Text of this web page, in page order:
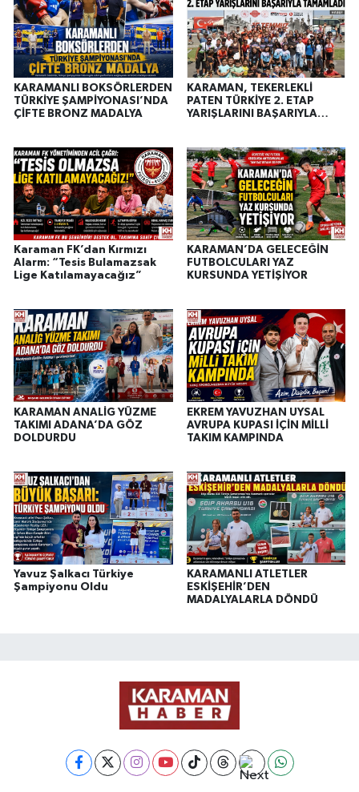
KARAMANLI BOKSÖRLERDEN
TÜRKİYE ŞAMPİYONASI’NDA
ÇİFTE BRONZ MADALYA
KARAMAN, TEKERLEKLİ
PATEN TÜRKİYE 2. ETAP
YARIŞLARINI BAŞARIYLA
Karaman FK’dan Kırmızı
Alarm: “Tesis Bulamazsak
Lige Katılamayacağız”
KARAMAN’DA GELECEĞİN
FUTBOLCULARI YAZ
KURSUNDA YETİŞİYOR
KARAMAN ANALİG YÜZME
TAKIMI ADANA’DA GÖZ
DOLDURDU
EKREM YAVUZHAN UYSAL
AVRUPA KUPASI İÇİN MİLLİ
TAKIM KAMPINDA
Yavuz Şalkacı Türkiye
Şampiyonu Oldu
KARAMANLI ATLETLER
ESKİŞEHİR’DEN
MADALYALARLA DÖNDÜ